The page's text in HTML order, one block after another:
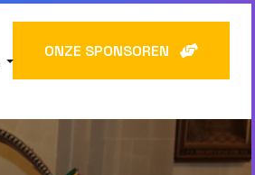
ONZE SPONSOREN